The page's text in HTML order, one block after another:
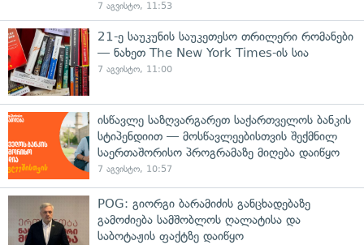
7 აგვისტო, 11:53
21-ე საუკუნის საუკეთესო თრილერი რომანები
— ნახეთ The New York Times-ის სია
7 აგვისტო, 11:00
ისწავლე საზღვარგარეთ საქართველოს ბანკის
სტიპენდიით — მოსწავლეებისთვის შექმნილ
საერთაშორისო პროგრამაზე მიღება დაიწყო
7 აგვისტო, 10:57
POG: გიორგი ბარამიძის განცხადებაზე
გამოძიება სამშობლოს ღალატისა და
საბოტაჟის ფაქტზე დაიწყო